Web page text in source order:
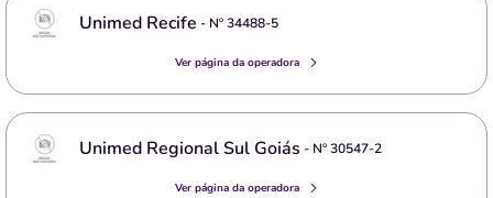
Unimed Recife - Nº34488-5
Ver página da operadora
Unimed Regional Sul Goiás - Nº30547-2
Ver página da operadora